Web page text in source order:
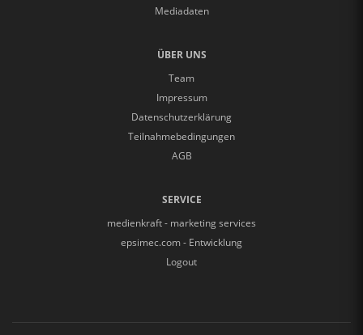
Mediadaten
ÜBER UNS
Team
Impressum
Datenschutzerklärung
Teilnahmebedingungen
AGB
SERVICE
medienkraft - marketing services
epsimec.com - Entwicklung
Logout